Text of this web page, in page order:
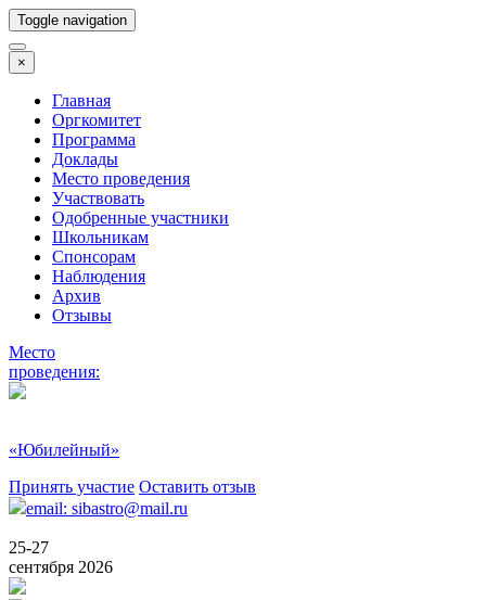
Toggle navigation
×
Главная
Оргкомитет
Программа
Доклады
Место проведения
Участвовать
Одобренные участники
Школьникам
Спонсорам
Наблюдения
Архив
Отзывы
Место
проведения:
«Юбилейный»
Принять участие Оставить отзыв
email: sibastro@mail.ru
25-27
сентября 2026